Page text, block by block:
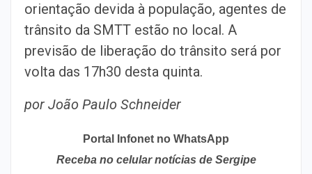
orientação devida à população, agentes de
trânsito da SMTT estão no local. A
previsão de liberação do trânsito será por
volta das 17h30 desta quinta.
por João Paulo Schneider
Portal Infonet no WhatsApp
Receba no celular notícias de Sergipe